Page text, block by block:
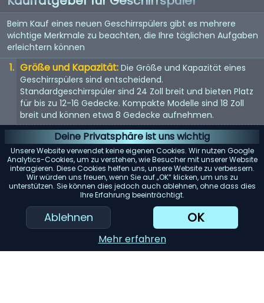
Deine Privatsphäre ist uns wichtig
Unsere Website verwendet keine eigenen Cookies. Wir nutzen Google
Analytics-Cookies, um zu verstehen, wie Besucher mit unserer Website
interagieren. Diese Cookies helfen uns, unsere Website zu verbessern.
Wir würden uns freuen, wenn Sie auf „OK“ klicken, um uns zu
unterstützen. Sie können dies jedoch auch ablehnen, ohne dass dies
Ihre Erfahrung beeinträchtigt.
Ablehnen OK
Mehr erfahren
Beim Kauf eines neuen Geschirrspülers gibt es mehrere
wichtige Merkmale zu beachten, die Ihre täglichen Aufgaben
erleichtern können
Größe und Kapazität: Die Größe und Kapazität eines
Geschirrspülers sind entscheidend.
Standardgeschirrspüler sind 24 Zoll breit und bieten Platz
für bis zu 12-16 Gedecke. Kompakte Modelle sind 18 Zoll
breit und können etwa 8 Gedecke aufnehmen.
Energieeffizienz: Achten Sie auf Geschirrspüler mit einer
Energy Star-Bewertung. Diese Modelle verbrauchen
weniger Wasser und Strom, was Ihnen langfristig Geld
spart.
Geräuschpegel: Geschirrspüler können laut sein. Wenn
Lärm ein Problem darstellt, suchen Sie nach Modellen mit
einem Dezibelwert von 45 oder darunter.
Reinigungsleistung:
Achten Sie auf Geschirrspüler mit
mehreren Spülzyklen und Optionen. Modelle mit einem